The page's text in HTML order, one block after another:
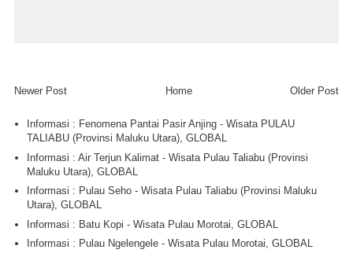
Newer Post Older Post
Home
Informasi : Fenomena Pantai Pasir Anjing - Wisata PULAU
TALIABU (Provinsi Maluku Utara), GLOBAL
Informasi : Air Terjun Kalimat - Wisata Pulau Taliabu (Provinsi
Maluku Utara), GLOBAL
Informasi : Pulau Seho - Wisata Pulau Taliabu (Provinsi Maluku
Utara), GLOBAL
Informasi : Batu Kopi - Wisata Pulau Morotai, GLOBAL
Informasi : Pulau Ngelengele - Wisata Pulau Morotai, GLOBAL